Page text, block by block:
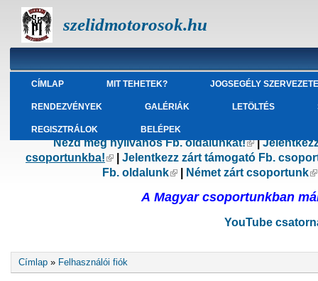
szelidmotorosok.hu
CÍMLAP MIT TEHETEK? JOGSEGÉLY
RENDEZVÉNYEK GALÉRIÁK LETÖLTÉS
REGISZTRÁLOK BELÉPEK
Nézd meg nyilvános Fb. oldalunkat!(külső
|
csoportunkba!(külső hivatkozás)
Jelentkezz zárt támogató Fb.
Fb. oldalunk(külső hivatkozás)
Német zárt csoportunk
A Magyar csoportunkban
YouTube
Jelenlegi hely
Címlap » Felhasználói fiók